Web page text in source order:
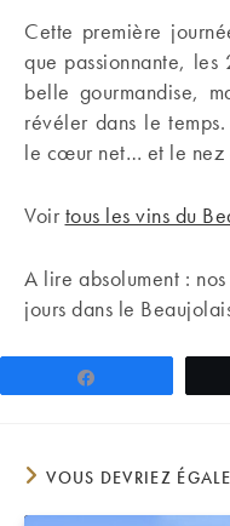
Cette première
que passionnante,
belle gourmandise,
révéler dans le
le cœur net… et le nez
Voir tous les vins du
A lire absolument :
jours dans le
VOUS DEVRIEZ